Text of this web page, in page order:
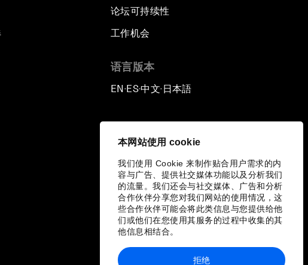
本网站使用 cookie
我们使用 Cookie 来制作贴合用户需求的内
容与广告、提供社交媒体功能以及分析我们
的流量。我们还会与社交媒体、广告和分析
合作伙伴分享您对我们网站的使用情况，这
些合作伙伴可能会将此类信息与您提供给他
们或他们在您使用其服务的过程中收集的其
他信息相结合。
拒绝
论坛可持续性
工作机会
语言版本
EN ▪ES▪中文▪ 日本語